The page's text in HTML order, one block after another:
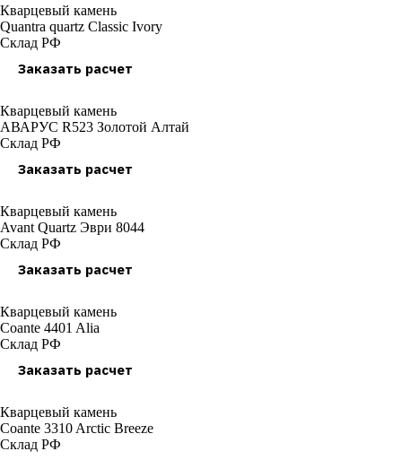
Кварцевый камень
Quantra quartz Classic Ivory
Склад РФ
Заказать расчет
Кварцевый камень
АВАРУС R523 Золотой Алтай
Склад РФ
Заказать расчет
Кварцевый камень
Avant Quartz Эври 8044
Склад РФ
Заказать расчет
Кварцевый камень
Coante 4401 Alia
Склад РФ
Заказать расчет
Кварцевый камень
Coante 3310 Arctic Breeze
Склад РФ